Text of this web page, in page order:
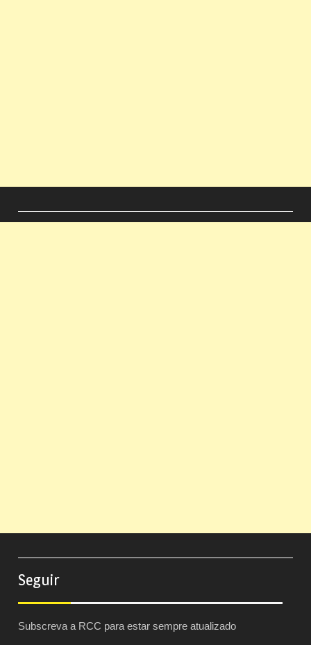
Seguir
Subscreva a RCC para estar sempre atualizado